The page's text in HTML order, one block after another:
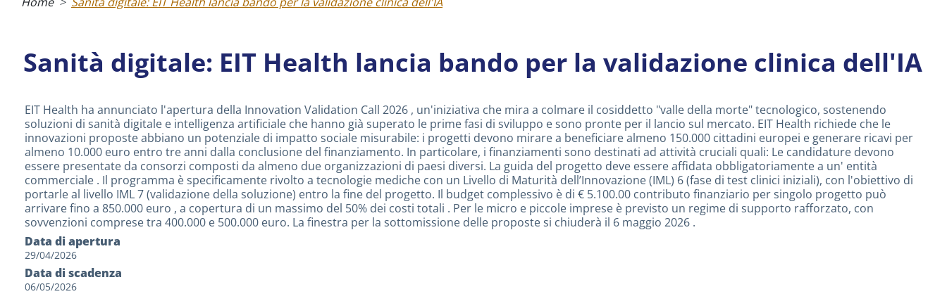
Sanità digitale: EIT Health lancia bando per la validazione clinica dell'IA
EIT Health ha annunciato l'apertura della Innovation Validation Call 2026 , un'iniziativa che mira a colmare il cosiddetto "valle della morte" tecnologico, sostenendo
soluzioni di sanità digitale e intelligenza artificiale che hanno già superato le prime fasi di sviluppo e sono pronte per il lancio sul mercato. EIT Health richiede che le
innovazioni proposte abbiano un potenziale di impatto sociale misurabile: i progetti devono mirare a beneficiare almeno 150.000 cittadini europei e generare ricavi per
almeno 10.000 euro entro tre anni dalla conclusione del finanziamento. In particolare, i finanziamenti sono destinati ad attività cruciali quali: Le candidature devono
essere presentate da consorzi composti da almeno due organizzazioni di paesi diversi. La guida del progetto deve essere affidata obbligatoriamente a un' entità
commerciale . Il programma è specificamente rivolto a tecnologie mediche con un Livello di Maturità dell’Innovazione (IML) 6 (fase di test clinici iniziali), con l'obiettivo di
portarle al livello IML 7 (validazione della soluzione) entro la fine del progetto. Il budget complessivo è di € 5.100.00 contributo finanziario per singolo progetto può
arrivare fino a 850.000 euro , a copertura di un massimo del 50% dei costi totali . Per le micro e piccole imprese è previsto un regime di supporto rafforzato, con
sovvenzioni comprese tra 400.000 e 500.000 euro. La finestra per la sottomissione delle proposte si chiuderà il 6 maggio 2026 .
Data di apertura
29/04/2026
Data di scadenza
06/05/2026